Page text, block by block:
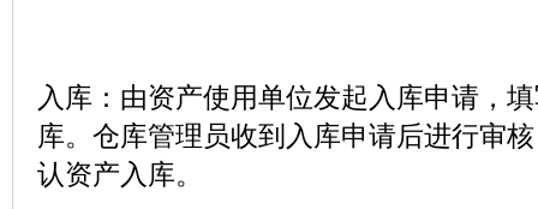
入库：由资产使用单位发起入库申请，
库。仓库管理员收到入库申请后进行审
认资产入库。